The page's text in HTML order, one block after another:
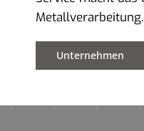
Unternehmen